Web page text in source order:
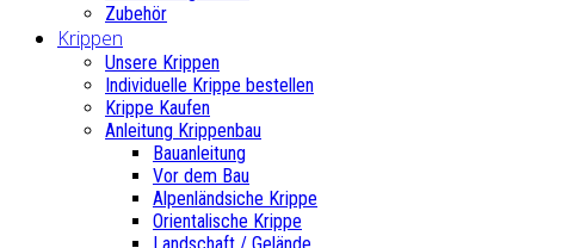
Zubehör
Krippen
Unsere Krippen
Individuelle Krippe bestellen
Krippe Kaufen
Anleitung Krippenbau
Bauanleitung
Vor dem Bau
Alpenländsiche Krippe
Orientalische Krippe